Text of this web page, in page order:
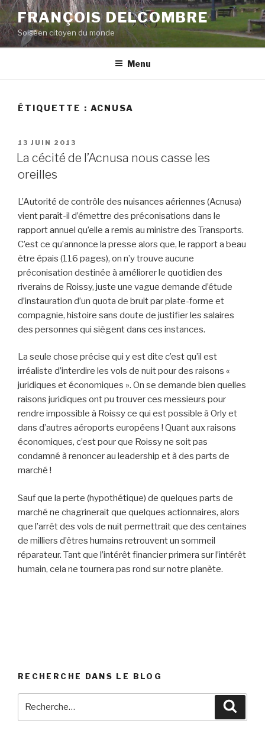
Aller
au
contenu
principal
FRANÇOIS DELCOMBRE
Soiséen citoyen du monde
Menu
ÉTIQUETTE : ACNUSA
PUBLIÉ
LE
13 JUIN 2013
La cécité de l’Acnusa nous casse les
oreilles
L’Autorité de contrôle des nuisances aériennes (Acnusa)
vient paraît-il d’émettre des préconisations dans le
rapport annuel qu’elle a remis au ministre des Transports.
C’est ce qu’annonce la presse alors que, le rapport a beau
être épais (116 pages), on n’y trouve aucune
préconisation destinée à améliorer le quotidien des
riverains de Roissy, juste une vague demande d’étude
d’instauration d’un quota de bruit par plate-forme et
compagnie, histoire sans doute de justifier les salaires
des personnes qui siègent dans ces instances.
La seule chose précise qui y est dite c’est qu’il est
irréaliste d’interdire les vols de nuit pour des raisons «
juridiques et économiques ». On se demande bien quelles
raisons juridiques ont pu trouver ces messieurs pour
rendre impossible à Roissy ce qui est possible à Orly et
dans d’autres aéroports européens ! Quant aux raisons
économiques, c’est pour que Roissy ne soit pas
condamné à renoncer au leadership et à des parts de
marché !
Sauf que la perte (hypothétique) de quelques parts de
marché ne chagrinerait que quelques actionnaires, alors
que l’arrêt des vols de nuit permettrait que des centaines
de milliers d’êtres humains retrouvent un sommeil
réparateur. Tant que l’intérêt financier primera sur l’intérêt
humain, cela ne tournera pas rond sur notre planète.
RECHERCHE DANS LE BLOG